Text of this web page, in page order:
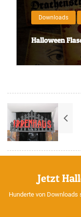
Downloads
Halloween
Jetzt
Hunderte von